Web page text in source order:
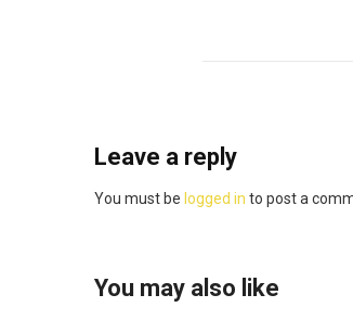
Leave a reply
You must be logged in to post a
You may also like